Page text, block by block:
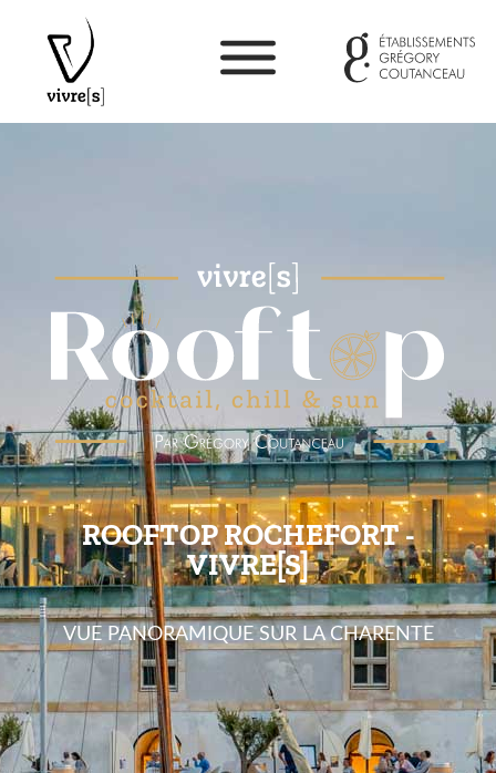
ROOFTOP ROCHEFORT -
VIVRE[S]
VUE PANORAMIQUE SUR LA CHARENTE